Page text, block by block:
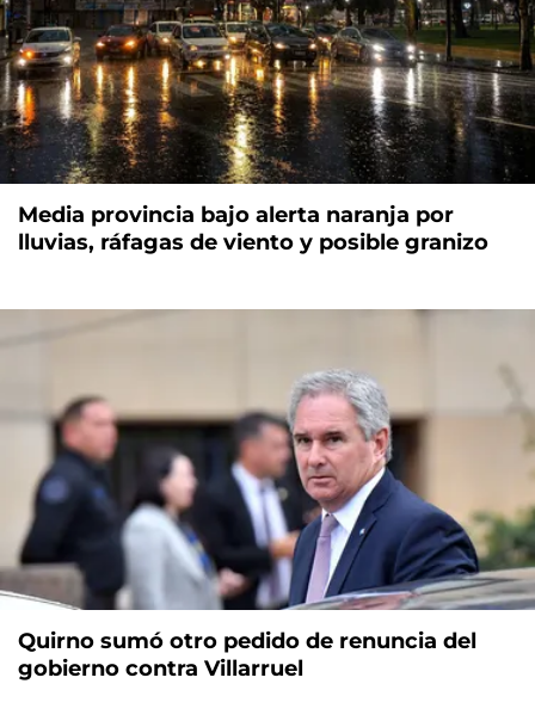
Media provincia bajo alerta naranja por
lluvias, ráfagas de viento y posible granizo
Quirno sumó otro pedido de renuncia del
gobierno contra Villarruel